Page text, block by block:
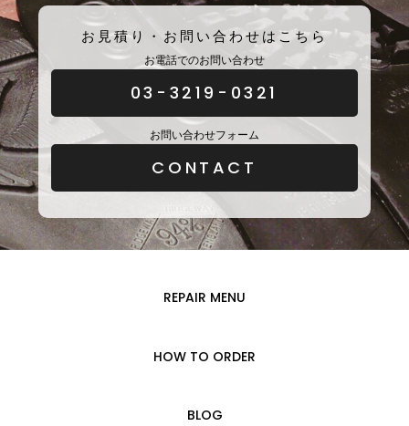
お見積り・お問い合わせはこちら
お電話でのお問い合わせ
03-3219-0321
お問い合わせフォーム
CONTACT
REPAIR MENU
HOW TO ORDER
BLOG